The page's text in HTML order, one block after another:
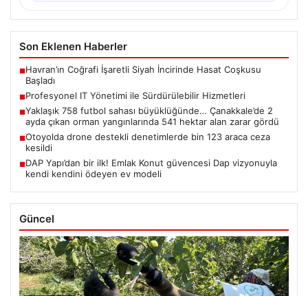
Son Eklenen Haberler
■Havran’ın Coğrafi İşaretli Siyah İncirinde Hasat Coşkusu
Başladı
■Profesyonel IT Yönetimi ile Sürdürülebilir Hizmetleri
■Yaklaşık 758 futbol sahası büyüklüğünde… Çanakkale’de 2
ayda çıkan orman yangınlarında 541 hektar alan zarar gördü
■Otoyolda drone destekli denetimlerde bin 123 araca ceza
kesildi
■DAP Yapı’dan bir ilk! Emlak Konut güvencesi Dap vizyonuyla
kendi kendini ödeyen ev modeli
Güncel